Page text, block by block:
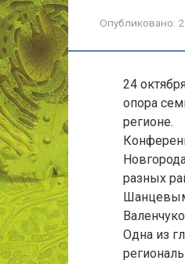
Опубликовано:
24
опора
регионе.
разных
Одна из